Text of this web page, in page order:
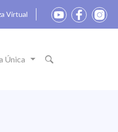
Virtual
Única